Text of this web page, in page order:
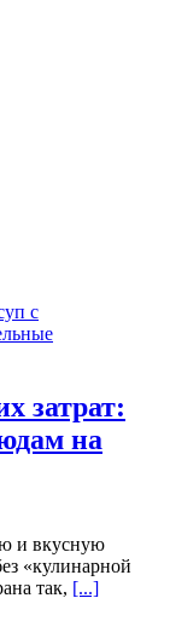
затрат:
на
и вкусную
«кулинарной
так, [...]